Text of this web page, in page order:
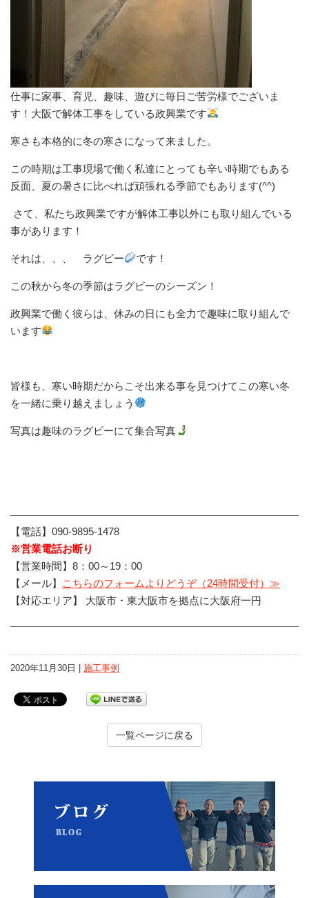
仕事に家事、育児、趣味、遊びに毎日ご苦労様でございま
す！大阪で解体工事をしている政興業です
寒さも本格的に冬の寒さになって来ました。
この時期は工事現場で働く私達にとっても辛い時期でもある
反面、夏の暑さに比べれば頑張れる季節でもあります(^^)
さて、私たち政興業ですが解体工事以外にも取り組んでいる
事があります！
それは、、、 ラグビー です！
この秋から冬の季節はラグビーのシーズン！
政興業で働く彼らは、休みの日にも全力で趣味に取り組んで
います
皆様も、寒い時期だからこそ出来る事を見つけてこの寒い冬
を一緒に乗り越えましょう
写真は趣味のラグビーにて集合写真
【電話】090-9895-1478
※営業電話お断り
【営業時間】8：00～19：00
【メール】
こちらのフォームよりどうぞ（24時間受付）≫
【対応エリア】 大阪市・東大阪市を拠点に大阪府一円
2020年11月30日 | 施工事例
一覧ページに戻る